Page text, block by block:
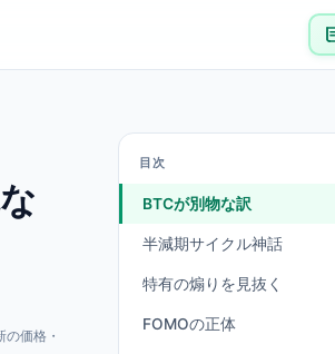
価格・
目次
BTCが別物な訳
半減期サイクル神話
特有の煽りを見抜く
FOMOの正体